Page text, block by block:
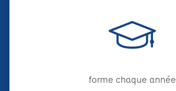
forme chaque année